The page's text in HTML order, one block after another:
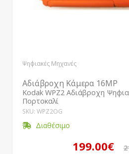
Ψηφιακές Μηχανές
Αδιάβροχη Κάμερα 16MP
Kodak WPZ2 Αδιάβροχη
Πορτοκαλί
SKU: WPZ2OG
Διαθέσιμο
199.00€